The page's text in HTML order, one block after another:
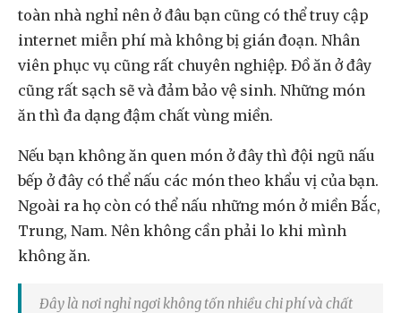
toàn nhà nghỉ nên ở đâu bạn cũng có thể truy cập
internet miễn phí mà không bị gián đoạn. Nhân
viên phục vụ cũng rất chuyên nghiệp. Đồ ăn ở đây
cũng rất sạch sẽ và đảm bảo vệ sinh. Những món
ăn thì đa dạng đậm chất vùng miền.
Nếu bạn không ăn quen món ở đây thì đội ngũ nấu
bếp ở đây có thể nấu các món theo khẩu vị của bạn.
Ngoài ra họ còn có thể nấu những món ở miền Bắc,
Trung, Nam. Nên không cần phải lo khi mình
không ăn.
Đây là nơi nghỉ ngơi không tốn nhiều chi phí và chất